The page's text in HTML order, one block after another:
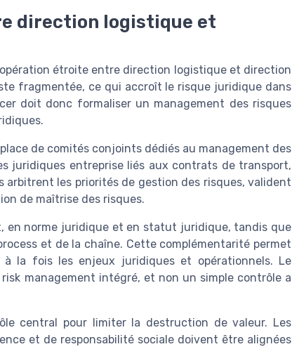
direction logistique et
étroite entre direction logistique et direction
fragmentée, ce qui accroît le risque juridique dans
doit donc formaliser un management des risques
de comités conjoints dédiés au management des
juridiques entreprise liés aux contrats de transport,
les priorités de gestion des risques, valident
de maîtrise des risques.
en norme juridique et en statut juridique, tandis que
et de la chaîne. Cette complémentarité permet
la fois les enjeux juridiques et opérationnels. Le
management intégré, et non un simple contrôle a
central pour limiter la destruction de valeur. Les
et de responsabilité sociale doivent être alignées